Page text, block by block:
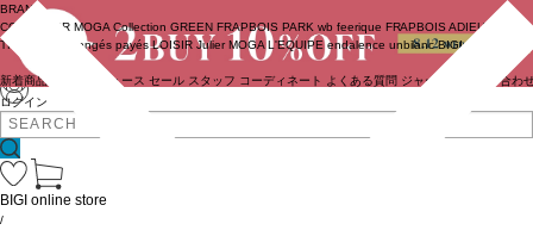
ログイン
BRAND
COUTURIER MOGA Collection GREEN FRAPBOIS PARK wb feerique FRAPBOIS ADIEU
TRISTESSE
congés payés LOISIR Julier MOGA L'EQUIPE endalence unbilanc BIGI online store
新着商品 ニュース セール スタッフ コーディネート よくある質問 ジャーナル お問い合わ
BIGI online store
/